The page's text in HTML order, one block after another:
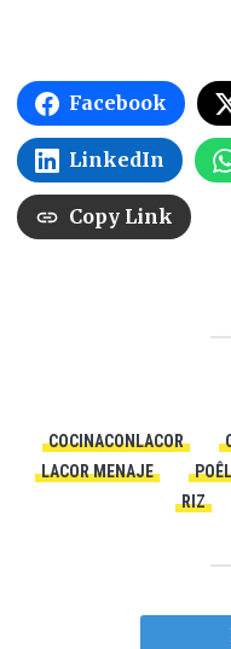
Facebook
LinkedIn
Copy Link
COCINACONLACOR
LACOR MENAJE
RIZ